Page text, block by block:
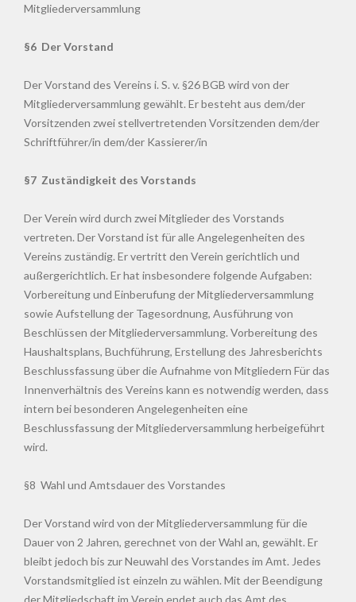
Mitgliederversammlung
§6 Der Vorstand
Der Vorstand des Vereins i. S. v. §26 BGB wird von der
Mitgliederversammlung gewählt. Er besteht aus dem/der
Vorsitzenden zwei stellvertretenden Vorsitzenden dem/der
Schriftführer/in dem/der Kassierer/in
§7 Zuständigkeit des Vorstands
Der Verein wird durch zwei Mitglieder des Vorstands
vertreten. Der Vorstand ist für alle Angelegenheiten des
Vereins zuständig. Er vertritt den Verein gerichtlich und
außergerichtlich. Er hat insbesondere folgende Aufgaben:
Vorbereitung und Einberufung der Mitgliederversammlung
sowie Aufstellung der Tagesordnung, Ausführung von
Beschlüssen der Mitgliederversammlung. Vorbereitung des
Haushaltsplans, Buchführung, Erstellung des Jahresberichts
Beschlussfassung über die Aufnahme von Mitgliedern Für das
Innenverhältnis des Vereins kann es notwendig werden, dass
intern bei besonderen Angelegenheiten eine
Beschlussfassung der Mitgliederversammlung herbeigeführt
wird.
§8 Wahl und Amtsdauer des Vorstandes
Der Vorstand wird von der Mitgliederversammlung für die
Dauer von 2 Jahren, gerechnet von der Wahl an, gewählt. Er
bleibt jedoch bis zur Neuwahl des Vorstandes im Amt. Jedes
Vorstandsmitglied ist einzeln zu wählen. Mit der Beendigung
der Mitgliedschaft im Verein endet auch das Amt des